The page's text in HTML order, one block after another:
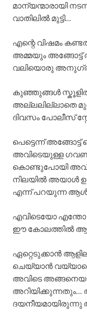
മാന്യന്മാരായി
വാതിലിൽ മുട്ടി…
എന്റെ വിഷമം
അമ്മയും അങ്ങോട്ട്
വലിയൊരു
കുഞ്ഞുങ്ങൾ സ്കൂളിൽ
അല്ലലില്ലാതെ
ദിവസം പോലീസ്
പെട്ടെന്ന്
അവിടെയുള്ള
കൊണ്ടുപോയി
നിലയിൽ അയാൾ
എന്ന് പറയുന്ന
എവിടെയോ എന്തോ
ഈ കോലത്തിൽ
ഏറ്റെടുക്കാൻ
ചെയ്യാൻ
അവിടെ
അറിയിക്കുന്നതും…